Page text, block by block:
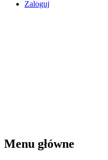
Zaloguj
Menu główne